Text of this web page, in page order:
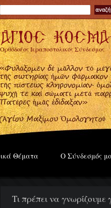
Ορθόδοξος Ιεραποστολικός Σύνδεσμος
Θέματα Ο Σύνδεσμός
Τι πρέπει να